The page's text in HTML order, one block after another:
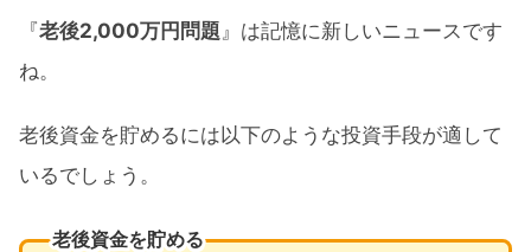
『老後2,000万円問題 』は記憶に新しいニュースです
ね。
老後資金を貯めるには以下のような投資手段が適して
いるでしょう。
老後資金を貯める